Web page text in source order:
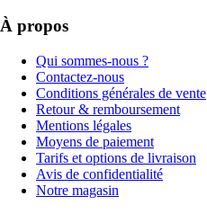
À propos
Qui sommes-nous ?
Contactez-nous
Conditions générales de vente
Retour & remboursement
Mentions légales
Moyens de paiement
Tarifs et options de livraison
Avis de confidentialité
Notre magasin